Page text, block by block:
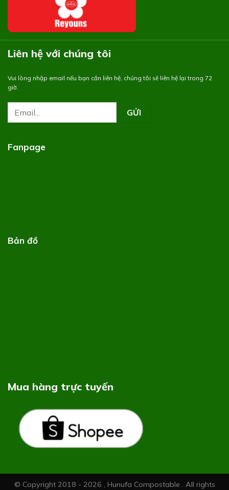
Liên hệ với chúng tôi
Vui lòng nhập email nếu bạn cần liên hệ, chúng tôi sẽ liên hệ lại trong 72
giờ.
Fanpage
Bản đồ
Mua hàng trực tuyến
© Copyright 2018 - 2026 , Hunufa Compostable . All rights